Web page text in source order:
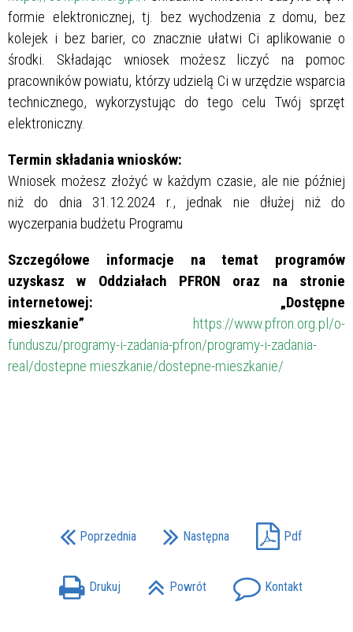
formie elektronicznej, tj. bez wychodzenia z domu, bez
kolejek i bez barier, co znacznie ułatwi Ci aplikowanie o
środki. Składając wniosek możesz liczyć na pomoc
pracowników powiatu, którzy udzielą Ci w urzędzie wsparcia
technicznego, wykorzystując do tego celu Twój sprzęt
elektroniczny.
Termin składania wniosków:
Wniosek możesz złożyć w każdym czasie, ale nie później
niż do dnia 31.12.2024 r., jednak nie dłużej niż do
wyczerpania budżetu Programu
Szczegółowe informacje na temat programów
uzyskasz w Oddziałach PFRON oraz na stronie
internetowej: „Dostępne
mieszkanie” https://www.pfron.org.pl/o-
funduszu/programy-i-zadania-pfron/programy-i-zadania-
real/dostepne mieszkanie/dostepne-mieszkanie/
Poprzednia Następna Pdf
Drukuj Powrót Kontakt